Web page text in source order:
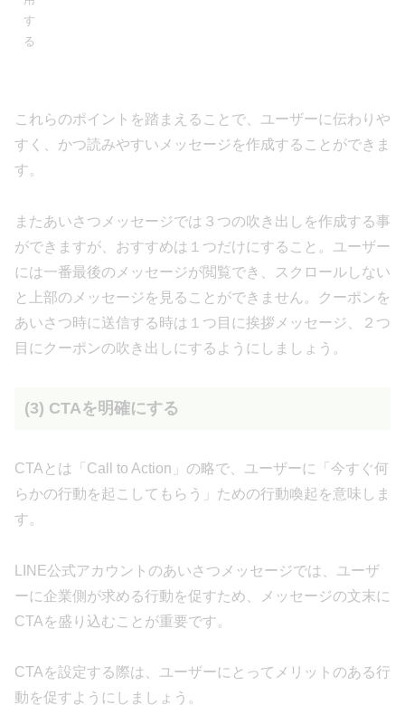
す
る
これらのポイントを踏まえることで、ユーザーに伝わりや
すく、かつ読みやすいメッセージを作成することができま
す。
またあいさつメッセージでは３つの吹き出しを作成する事
ができますが、おすすめは１つだけにすること。ユーザー
には一番最後のメッセージが閲覧でき、スクロールしない
と上部のメッセージを見ることができません。クーポンを
あいさつ時に送信する時は１つ目に挨拶メッセージ、２つ
目にクーポンの吹き出しにするようにしましょう。
(3) CTAを明確にする
CTAとは「Call to Action」の略で、ユーザーに「今すぐ何
らかの行動を起こしてもらう」ための行動喚起を意味しま
す。
LINE公式アカウントのあいさつメッセージでは、ユーザ
ーに企業側が求める行動を促すため、メッセージの文末に
CTAを盛り込むことが重要です。
CTAを設定する際は、ユーザーにとってメリットのある行
動を促すようにしましょう。